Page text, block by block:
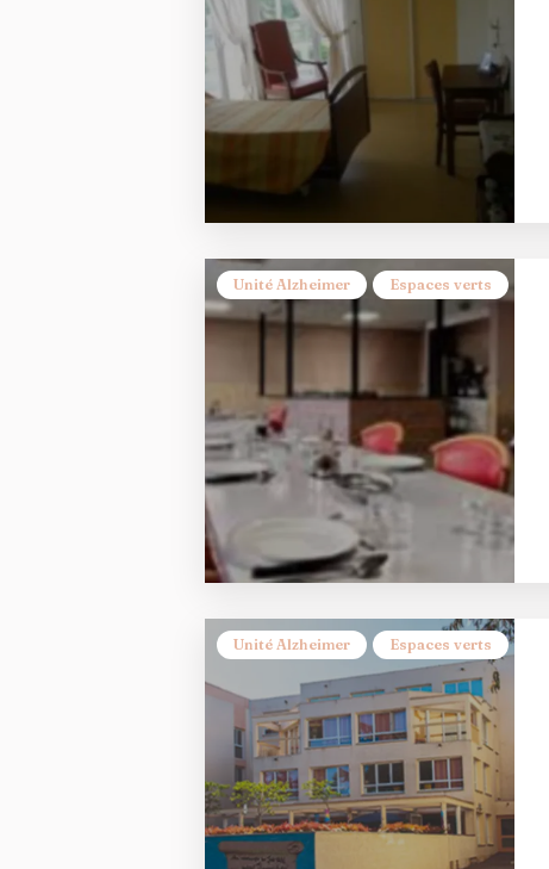
Unité Alzheimer Espaces verts
Unité Alzheimer Espaces verts